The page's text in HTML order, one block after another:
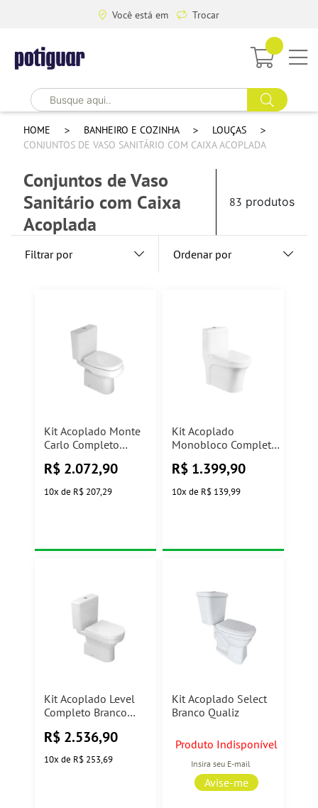
Você está em Trocar
HOME BANHEIRO E COZINHA
LOUÇAS
CONJUNTOS DE VASO SANITÁRIO COM CAIXA ACOPLADA
Conjuntos de Vaso
Sanitário com Caixa
Acoplada
83 produtos
Filtrar por Ordenar por
Kit Acoplado Monte
Carlo Completo
Deca
R$ 2.072,90
10x de R$ 207,29
Kit Acoplado
Monobloco Completo
R$ 1.399,90
10x de R$ 139,99
Kit Acoplado Level
Completo Branco
R$ 2.536,90
10x de R$ 253,69
Kit Acoplado Select
Branco Qualiz
Produto Indisponível